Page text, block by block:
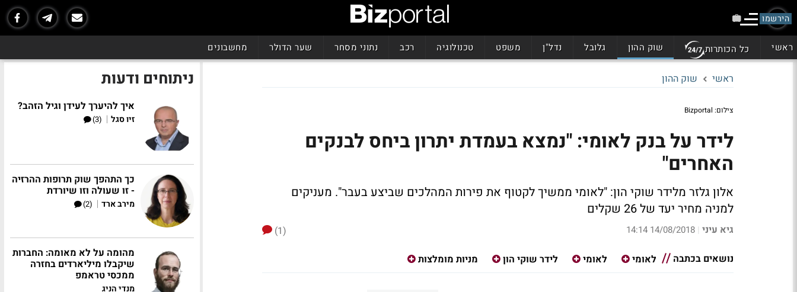
הירשמו
ראשי כל הכותרות שוק ההון גלובל נדל"ן משפט טכנולוגיה רכב נתוני מסחר שער הדולר מחשבונים
ראשי שוק ההון
צילום: Bizportal
לידר על בנק לאומי: "נמצא בעמדת יתרון ביחס לבנקים
האחרים"
אלון גלזר מלידר שוקי הון: "לאומי ממשיך לקטוף את פירות המהלכים שביצע בעבר". מעניקים
למניה מחיר יעד של 26 שקלים
גיא עיני |
14/08/2018 14:14
(1)
נושאים בכתבה
לאומי לאומי לידר שוקי הון מניות מומלצות
ניתוחים ודעות
איך להיערך לעידן וגיל הזהב?
זיו סגל |
(3)
כך התהפך שוק תרופות ההרזיה
- זו שעולה וזו שיורדת
מירב ארד |
(2)
מהומה על לא מאומה: החברות
שיקבלו מיליארדים בחזרה
ממכסי טראמפ
מנדי הניג